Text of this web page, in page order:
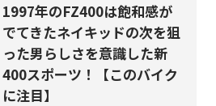
1997年のFZ400は飽和感が
でてきたネイキッドの次を狙
った男らしさを意識した新
400スポーツ！【このバイク
に注目】